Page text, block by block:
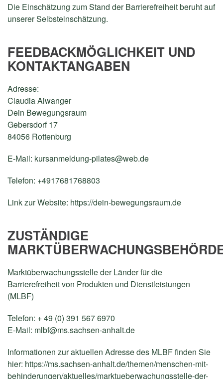
Die Einschätzung zum Stand der Barrierefreiheit beruht auf
unserer Selbsteinschätzung.
FEEDBACKMÖGLICHKEIT UND
KONTAKTANGABEN
Adresse:
Claudia Aiwanger
Dein Bewegungsraum
Gebersdorf 17
84056 Rottenburg
E-Mail: kursanmeldung-pilates@web.de
Telefon: +4917681768803
Link zur Website: https://dein-bewegungsraum.de
ZUSTÄNDIGE
Marktüberwachungsstelle der Länder für die
Barrierefreiheit von Produkten und Dienstleistungen
(MLBF)
Telefon: + 49 (0) 391 567 6970
E-Mail: mlbf@ms.sachsen-anhalt.de
Informationen zur aktuellen Adresse des MLBF finden Sie
hier: https://ms.sachsen-anhalt.de/themen/menschen-mit-
behinderungen/aktuelles/marktueberwachungsstelle-der-